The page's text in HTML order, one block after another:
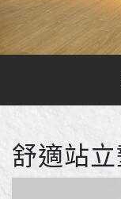
舒適站